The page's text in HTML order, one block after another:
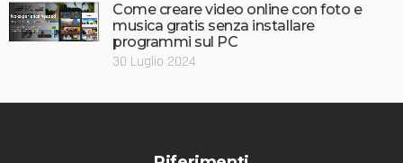
Come creare video online con foto e
musica gratis senza installare
programmi sul PC
30 Luglio 2024